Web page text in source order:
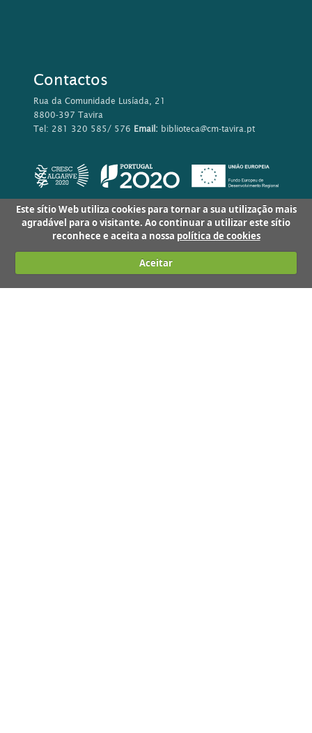
Contactos
Rua da Comunidade Lusíada, 21
8800-397 Tavira
Tel: 281 320 585/ 576 Email: biblioteca@cm-tavira.pt
Este sítio Web utiliza cookies para tornar a sua utilização mais
agradável para o visitante. Ao continuar a utilizar este sítio
reconhece e aceita a nossa política de cookies
Aceitar